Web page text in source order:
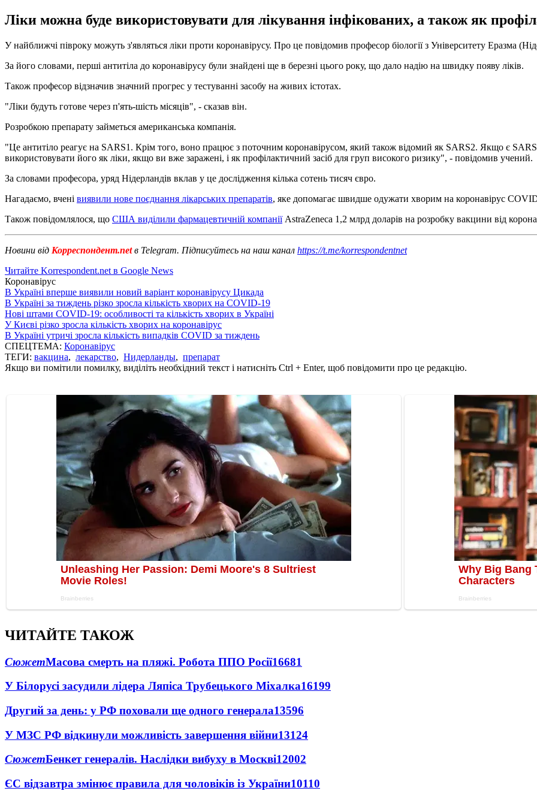
Ліки можна буде використовувати для лікування інфікованих, а також як
У найближчі півроку можуть з'являться ліки проти коронавірусу. Про це повідомив професор біології з Університету Еразма
За його словами, перші антитіла до коронавірусу були знайдені ще в березні цього року, що дало надію на швидку появу ліків.
Також професор відзначив значний прогрес у тестуванні засобу на живих істотах.
"Ліки будуть готове через п'ять-шість місяців", - сказав він.
Розробкою препарату займеться американська компанія.
"Це антитіло реагує на SARS1. Крім того, воно працює з поточним коронавірусом, який також відомий як SARS2. Якщо є
використовувати його як ліки, якщо ви вже заражені, і як профілактичний засіб для груп високого ризику", - повідомив учений.
За словами професора, уряд Нідерландів вклав у це дослідження кілька сотень тисяч євро.
Нагадаємо, вчені виявили нове поєднання лікарських препаратів, яке допомагає швидше одужати хворим на коронавірус
Також повідомлялося, що США виділили фармацевтичній компаніїAstraZeneca 1,2 млрд доларів на розробку вакцини від
Новини від Корреспондент.netв Telegram. Підписуйтесь на наш канал https://t.me/korrespondentnet
Читайте Korrespondent.net в Google News
Коронавірус
В Україні вперше виявили новий варіант коронавірусу Цикада
В Україні за тиждень різко зросла кількість хворих на COVID-19
Нові штами COVID-19: особливості та кількість хворих в Україні
У Києві різко зросла кількість хворих на коронавірус
В Україні утричі зросла кількість випадків COVID за тиждень
СПЕЦТЕМА: Коронавірус
ТЕГИ: вакцина, лекарство, Нидерланды, препарат
Якщо ви помітили помилку, виділіть необхідний текст і натисніть Ctrl + Enter, щоб повідомити про це редакцію.
ЧИТАЙТЕ ТАКОЖ
СюжетМасова смерть на пляжі. Робота ППО Росії16681
У Білорусі засудили лідера Ляпіса Трубецького Міхалка16199
Другий за день: у РФ поховали ще одного генерала13596
У МЗС РФ відкинули можливість завершення війни13124
СюжетБенкет генералів. Наслідки вибуху в Москві12002
ЄС відзавтра змінює правила для чоловіків із України10110